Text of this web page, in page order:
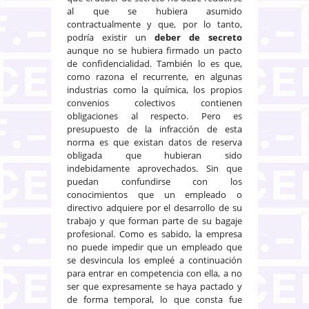
al que se hubiera asumido
contractualmente y que, por lo tanto,
podría existir un deber de secreto
aunque no se hubiera firmado un pacto
de confidencialidad. También lo es que,
como razona el recurrente, en algunas
industrias como la química, los propios
convenios colectivos contienen
obligaciones al respecto. Pero es
presupuesto de la infracción de esta
norma es que existan datos de reserva
obligada que hubieran sido
indebidamente aprovechados. Sin que
puedan confundirse con los
conocimientos que un empleado o
directivo adquiere por el desarrollo de su
trabajo y que forman parte de su bagaje
profesional. Como es sabido, la empresa
no puede impedir que un empleado que
se desvincula los empleé a continuación
para entrar en competencia con ella, a no
ser que expresamente se haya pactado y
de forma temporal, lo que consta fue